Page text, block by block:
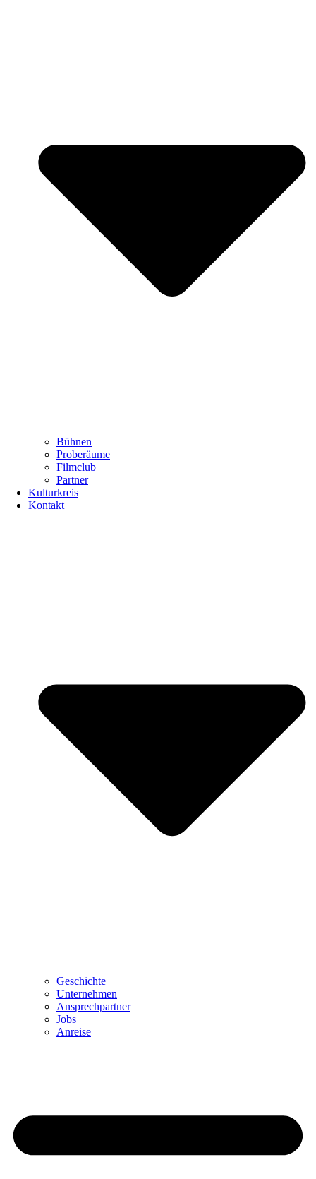
Bühnen
Proberäume
Filmclub
Partner
Kulturkreis
Kontakt
Geschichte
Unternehmen
Ansprechpartner
Jobs
Anreise